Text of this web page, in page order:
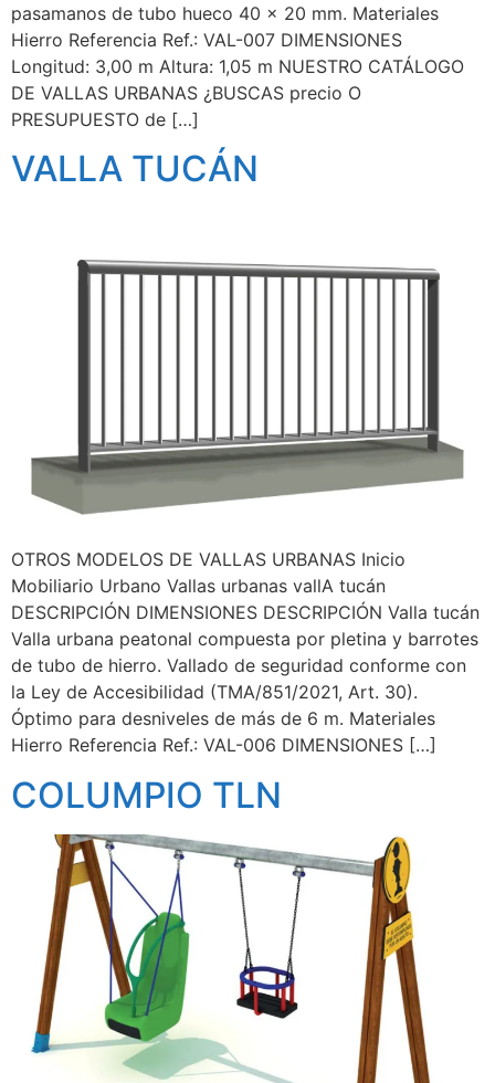
pasamanos de tubo hueco 40 x 20 mm. Materiales
Hierro Referencia Ref.: VAL-007 DIMENSIONES
Longitud: 3,00 m Altura: 1,05 m NUESTRO CATÁLOGO
DE VALLAS URBANAS ¿BUSCAS precio O
PRESUPUESTO de […]
VALLA TUCÁN
OTROS MODELOS DE VALLAS URBANAS Inicio
Mobiliario Urbano Vallas urbanas vallA tucán
DESCRIPCIÓN DIMENSIONES DESCRIPCIÓN Valla tucán
Valla urbana peatonal compuesta por pletina y barrotes
de tubo de hierro. Vallado de seguridad conforme con
la Ley de Accesibilidad (TMA/851/2021, Art. 30).
Óptimo para desniveles de más de 6 m. Materiales
Hierro Referencia Ref.: VAL-006 DIMENSIONES […]
COLUMPIO TLN